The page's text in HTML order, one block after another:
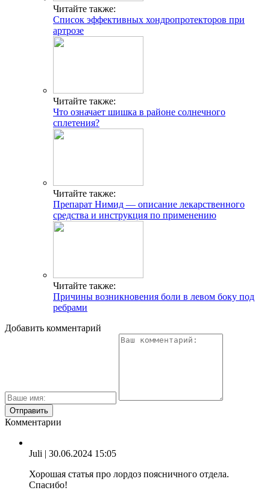
Читайте также:
Список эффективных хондропротекторов при
артрозе
Читайте также:
Что означает шишка в районе солнечного
сплетения?
Читайте также:
Препарат Нимид — описание лекарственного
средства и инструкция по применению
Читайте также:
Причины возникновения боли в левом боку под
ребрами
Добавить комментарий
Комментарии
Juli | 30.06.2024 15:05
Хорошая статья про лордоз поясничного отдела.
Спасибо!